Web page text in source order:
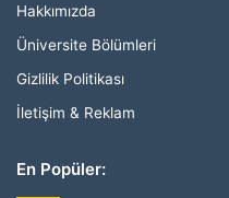
Hakkımızda
Üniversite Bölümleri
Gizlilik Politikası
İletişim & Reklam
En Popüler: